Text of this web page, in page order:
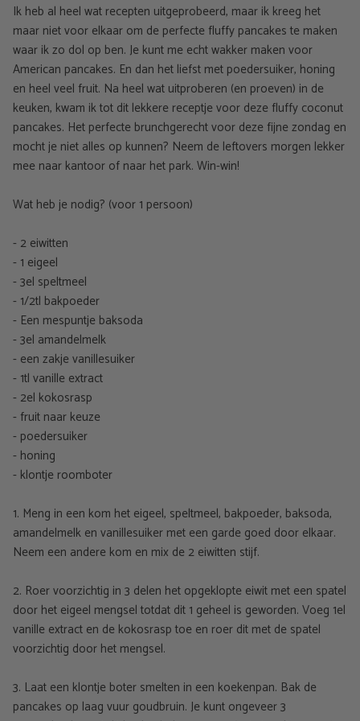
Ik heb al heel wat recepten uitgeprobeerd, maar ik kreeg het
maar niet voor elkaar om de perfecte fluffy pancakes te maken
waar ik zo dol op ben. Je kunt me echt wakker maken voor
American pancakes. En dan het liefst met poedersuiker, honing
en heel veel fruit. Na heel wat uitproberen (en proeven) in de
keuken, kwam ik tot dit lekkere receptje voor deze fluffy coconut
pancakes. Het perfecte brunchgerecht voor deze fijne zondag en
mocht je niet alles op kunnen? Neem de leftovers morgen lekker
mee naar kantoor of naar het park. Win-win!
Wat heb je nodig? (voor 1 persoon)
- 2 eiwitten
- 1 eigeel
- 3el speltmeel
- 1/2tl bakpoeder
- Een mespuntje baksoda
- 3el amandelmelk
- een zakje vanillesuiker
- 1tl vanille extract
- 2el kokosrasp
- fruit naar keuze
- poedersuiker
- honing
- klontje roomboter
1. Meng in een kom het eigeel, speltmeel, bakpoeder, baksoda,
amandelmelk en vanillesuiker met een garde goed door elkaar.
Neem een andere kom en mix de 2 eiwitten stijf.
2. Roer voorzichtig in 3 delen het opgeklopte eiwit met een spatel
door het eigeel mengsel totdat dit 1 geheel is geworden. Voeg 1el
vanille extract en de kokosrasp toe en roer dit met de spatel
voorzichtig door het mengsel.
3. Laat een klontje boter smelten in een koekenpan. Bak de
pancakes op laag vuur goudbruin. Je kunt ongeveer 3